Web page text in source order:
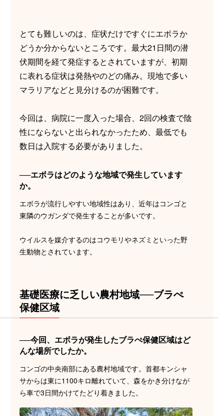
とても難しいのは、症状だけですぐにエボラか
どうか分からないところです。最大21日間の潜
伏期間を経て発症するとされていますが、初期
に表れる症状は発熱やのどの痛み。現地で多い
マラリアなどと見分けるのが困難です。
今回は、病院に一度入った場合、2回の検査で陰
性にならないと出られなかったため、最低でも
数日は入院する必要がありました。
──エボラはどのような地域で発生しています
か。
エボラが流行しやすい地域性はあり、近年はコンゴと
東隣のウガンダで発生することが多いです。
ウイルスを媒介するのはコウモリやネズミといった野
生動物とされています。
基礎医療に乏しい農村地域──ブラぺ
保健区域
──今回、エボラが発生したブラぺ保健区域はど
んな場所でしたか。
コンゴの中央南部にある農村地域です。首都キンシャ
サからは東に1100キロ離れていて、森をかき分けなが
ら車で3日間かけてたどり着きました。